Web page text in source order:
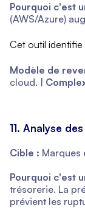
Pourquoi c'est
(AWS/Azure)
Cet outil identifie
Modèle de
cloud. |
11. Analyse
Cible : Marques
Pourquoi c'est
trésorerie. La
prévient les